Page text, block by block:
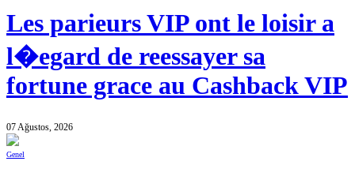
Les parieurs VIP ont le loisir a
l�egard de reessayer sa
fortune grace au Cashback VIP
07 Ağustos, 2026
Genel